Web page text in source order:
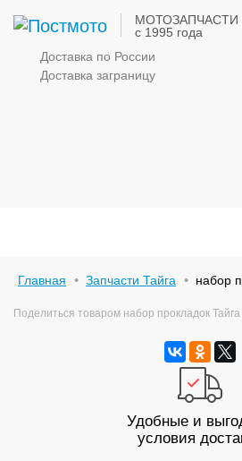
МОТОЗАПЧАСТИ
с 1995 года
Доставка по России
Доставка заграницу
Главная Запчасти Тайга набор
Поделиться товаром набор прокладок Тайга
Удобные и
условия